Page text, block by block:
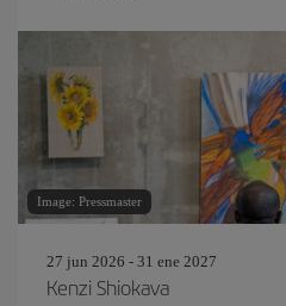
Image: Pressmaster
27 jun 2026 - 31 ene 2027
Kenzi Shiokava